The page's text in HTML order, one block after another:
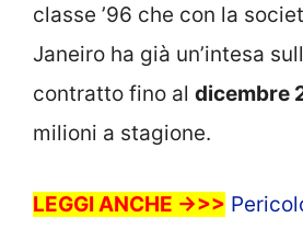
classe ’96 che con la
Janeiro ha già un’intesa
contratto fino al dicembre
milioni a stagione.
LEGGI ANCHE ->>>